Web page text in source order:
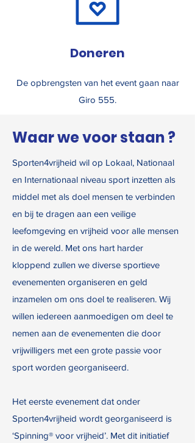
Doneren
De opbrengsten van het event gaan naar
Giro 555.
Waar we voor staan ?
Sporten4vrijheid wil op Lokaal, Nationaal
en Internationaal niveau sport inzetten als
middel met als doel mensen te verbinden
en bij te dragen aan een veilige
leefomgeving en vrijheid voor alle mensen
in de wereld. Met ons hart harder
kloppend zullen we diverse sportieve
evenementen organiseren en geld
inzamelen om ons doel te realiseren. Wij
willen iedereen aanmoedigen om deel te
nemen aan de evenementen die door
vrijwilligers met een grote passie voor
sport worden georganiseerd.
Het eerste evenement dat onder
Sporten4vrijheid wordt georganiseerd is
‘Spinning® voor vrijheid’. Met dit initiatief